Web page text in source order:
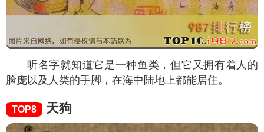
听名字就知道它是一种鱼类，但它又拥有着人的
脸庞以及人类的手脚，在海中陆地上都能居住。
TOP8 天狗